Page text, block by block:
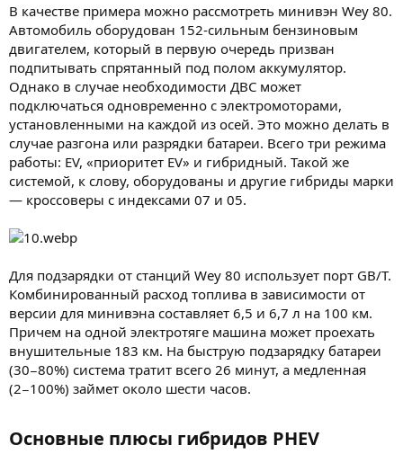
В качестве примера можно рассмотреть минивэн Wеy 80.
Автомобиль оборудован 152-сильным бензиновым
двигателем, который в первую очередь призван
подпитывать спрятанный под полом аккумулятор.
Однако в случае необходимости ДВС может
подключаться одновременно с электромоторами,
установленными на каждой из осей. Это можно делать в
случае разгона или разрядки батареи. Всего три режима
работы: EV, «приоритет EV» и гибридный. Такой же
системой, к слову, оборудованы и другие гибриды марки
— кроссоверы c индексами 07 и 05.
Для подзарядки от станций Wey 80 использует порт GB/T.
Комбинированный расход топлива в зависимости от
версии для минивэна составляет 6,5 и 6,7 л на 100 км.
Причем на одной электротяге машина может проехать
внушительные 183 км. На быструю подзарядку батареи
(30−80%) система тратит всего 26 минут, а медленная
(2−100%) займет около шести часов.
Основные плюсы гибридов PHEV​